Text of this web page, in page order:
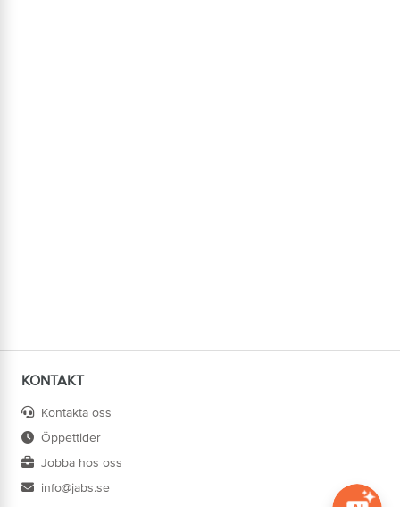
KONTAKT
Kontakta oss
Öppettider
Jobba hos oss
info@jabs.se